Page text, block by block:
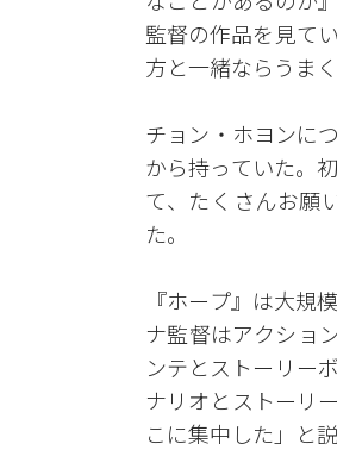
監督の作品を見て
方と一緒ならうま
チョン・ホヨンに
から持っていた。
て、たくさんお願
た。
『ホープ』は大規
ナ監督はアクショ
ンテとストーリー
ナリオとストーリ
こに集中した」と説